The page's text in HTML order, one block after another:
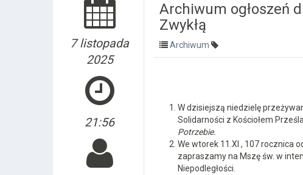
7 listopada
2025
21:56
Archiwum ogłoszeń
Zwykłą
Archiwum
W dzisiejszą niedzielę
Solidarności z Kościołem
Potrzebie.
We wtorek 11.XI , 107 rocznica
zapraszamy na Mszę św. w
Niepodległości.